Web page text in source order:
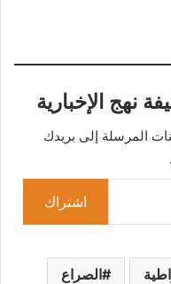
نهج الإخبارية
المرسلة إلى بريدك
اشتراك
الصراع